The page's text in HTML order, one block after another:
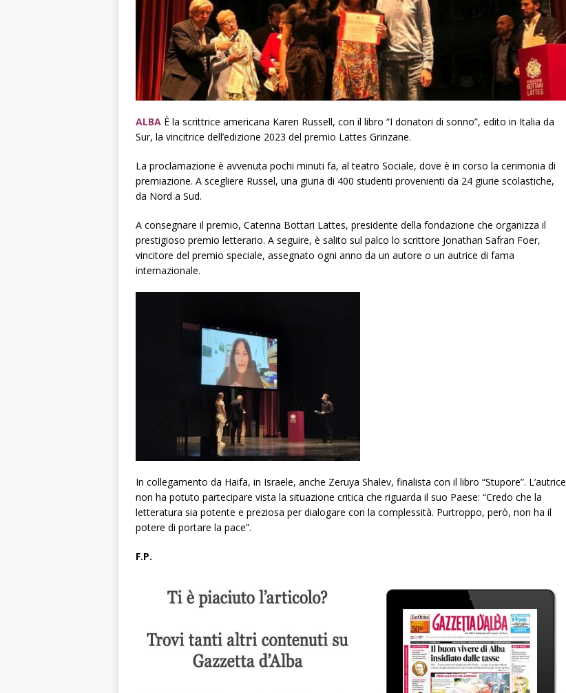
ALBA È la scrittrice americana Karen Russell, con il libro “I donatori di sonno”, edito in Italia da
Sur, la vincitrice dell’edizione 2023 del premio Lattes Grinzane.
La proclamazione è avvenuta pochi minuti fa, al teatro Sociale, dove è in corso la cerimonia di
premiazione. A scegliere Russel, una giuria di 400 studenti provenienti da 24 giurie scolastiche,
da Nord a Sud.
A consegnare il premio, Caterina Bottari Lattes, presidente della fondazione che organizza il
prestigioso premio letterario. A seguire, è salito sul palco lo scrittore Jonathan Safran Foer,
vincitore del premio speciale, assegnato ogni anno da un autore o un autrice di fama
internazionale.
In collegamento da Haifa, in Israele, anche Zeruya Shalev, finalista con il libro “Stupore”. L’autrice
non ha potuto partecipare vista la situazione critica che riguarda il suo Paese: “Credo che la
letteratura sia potente e preziosa per dialogare con la complessità. Purtroppo, però, non ha il
potere di portare la pace”.
F.P.